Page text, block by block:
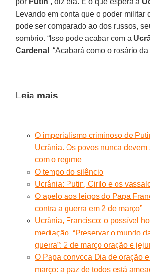
Levando em conta que o poder militar
pode ser comparado ao dos russos,
sombrio. “Isso pode acabar com a
Cardenal . “Acabará como o rosário da
Leia mais
O imperialismo criminoso de
Ucrânia. Os povos nunca
com o regime
O tempo do silêncio
Ucrânia: Putin, Cirilo e os
O apelo aos leigos do Papa
contra a guerra em 2 de março”
Ucrânia, Francisco: o possível
mediação. “Preservar o mundo
guerra”: 2 de março oração e
O Papa convoca Dia de oração
março: a paz de todos está